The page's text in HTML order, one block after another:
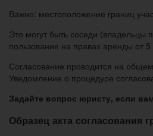
Важно: местоположение границ
Это могут быть соседи
пользование на правах аренды от 5
Согласование проводится на
Уведомление о процедуре
Задайте вопрос юристу, если
Образец акта согласования